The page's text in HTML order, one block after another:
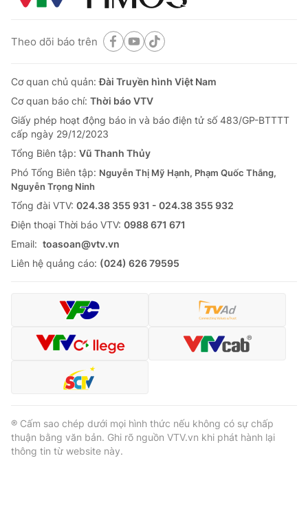
Theo dõi báo trên
Cơ quan chủ quản:Đài Truyền hình Việt Nam
Cơ quan báo chí: Thời báo VTV
Giấy phép hoạt động báo in và báo điện tử số 483/GP-BTTTT
cấp ngày 29/12/2023
Tổng Biên tập: Vũ Thanh Thủy
Phó Tổng Biên tập: Nguyễn Thị Mỹ Hạnh, Phạm Quốc Thắng,
Nguyễn Trọng Ninh
Tổng đài VTV: 024.38 355 931 - 024.38 355 932
Ðiện thoại Thời báo VTV: 0988 671 671
Email: toasoan@vtv.vn
Liên hệ quảng cáo: (024) 626 79595
® Cấm sao chép dưới mọi hình thức nếu không có sự chấp
thuận bằng văn bản. Ghi rõ nguồn VTV.vn khi phát hành lại
thông tin từ website này.